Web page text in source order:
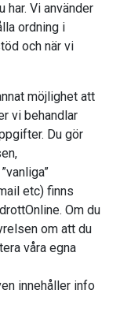
Vi använder
ordning i
och när vi
möjlighet att
vi behandlar
Du gör
etc) finns
Om du
om att du
våra egna
innehåller info